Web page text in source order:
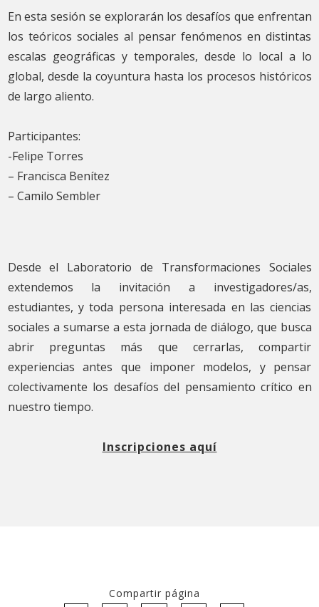
En esta sesión se explorarán los desafíos que enfrentan
los teóricos sociales al pensar fenómenos en distintas
escalas geográficas y temporales, desde lo local a lo
global, desde la coyuntura hasta los procesos históricos
de largo aliento.
Participantes:
-Felipe Torres
– Francisca Benítez
– Camilo Sembler
Desde el Laboratorio de Transformaciones Sociales
extendemos la invitación a investigadores/as,
estudiantes, y toda persona interesada en las ciencias
sociales a sumarse a esta jornada de diálogo, que busca
abrir preguntas más que cerrarlas, compartir
experiencias antes que imponer modelos, y pensar
colectivamente los desafíos del pensamiento crítico en
nuestro tiempo.
Inscripciones aquí
Compartir página